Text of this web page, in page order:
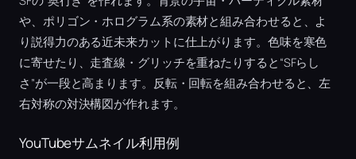
や、ポリゴン・ホログラム系の素材と組み合わせると、よ
り説得力のある近未来カットに仕上がります。色味を寒色
に寄せたり、走査線・グリッチを重ねたりすると“SFらし
さ”が一段と高まります。反転・回転を組み合わせると、左
右対称の対決構図が作れます。
YouTubeサムネイル利用例